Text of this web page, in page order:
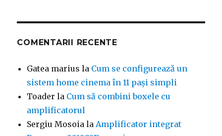
COMENTARII RECENTE
Gatea marius la Cum se configurează un
sistem home cinema în 11 pași simpli
Toader la Cum să combini boxele cu
amplificatorul
Sergiu Mosoia laAmplificator integrat